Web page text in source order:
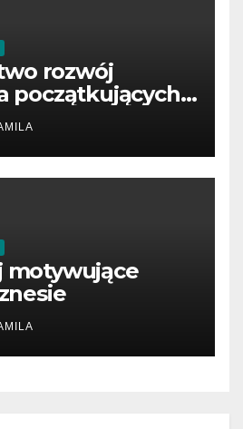
rozwój
początkujących
motywujące